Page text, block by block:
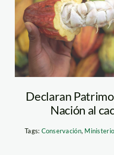
Declaran
Nación al
Tags: Conservación,